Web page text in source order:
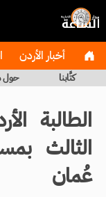
أخبار الأردن
كتَّابنا حول
الطالبة
الثالث
عُمان